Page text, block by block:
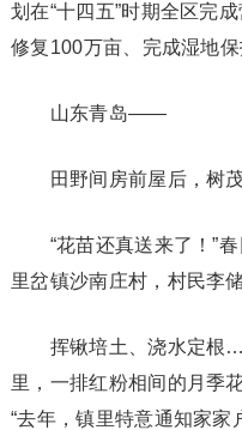
划在“十四五”时期全区完
修复100万亩、完成湿地保
山东青岛——
田野间房前屋后，树茂
“花苗还真送来了！”春
里岔镇沙南庄村，村民李
挥锹培土、浇水定根
里，一排红粉相间的月季
“去年，镇里特意通知家